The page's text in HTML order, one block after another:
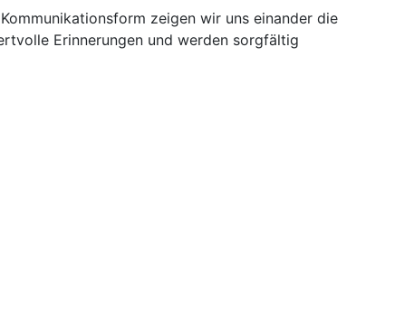
zeigen wir uns einander die
Erinnerungen und werden sorgfältig